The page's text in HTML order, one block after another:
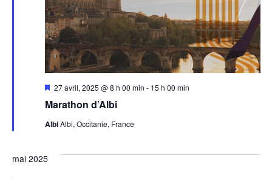
Marathon d’Albi
Mis
avant
27 avril, 2025 @ 8 h 00 min - 15 h 00 min
AlbiAlbi, Occitanie, France
mai 2025